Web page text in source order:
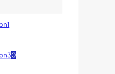
0